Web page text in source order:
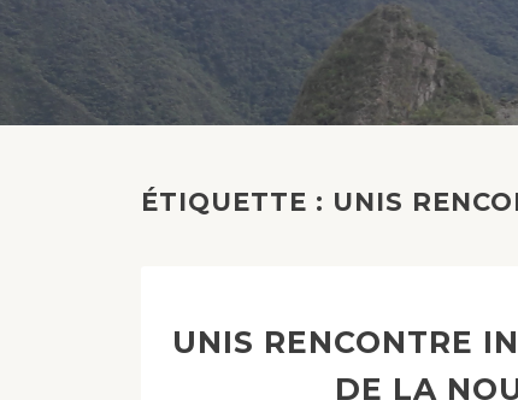
ÉTIQUETTE : UNIS
UNIS RENCONTRE
DE LA